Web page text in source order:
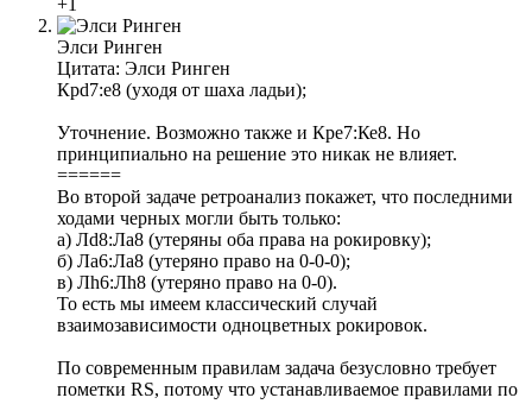
Элси Ринген
Цитата: Элси Ринген
Крd7:e8 (уходя от шаха ладьи);
Уточнение. Возможно также и Кре7:Ке8. Но
принципиально на решение это никак не влияет.
======
Во второй задаче ретроанализ покажет, что последними
ходами черных могли быть только:
а) Лd8:Лa8 (утеряны оба права на рокировку);
б) Ла6:Ла8 (утеряно право на 0-0-0);
в) Лh6:Лh8 (утеряно право на 0-0).
То есть мы имеем классический случай
взаимозависимости одноцветных рокировок.
По современным правилам задача безусловно требует
пометки RS, потому что устанавливаемое правилами по